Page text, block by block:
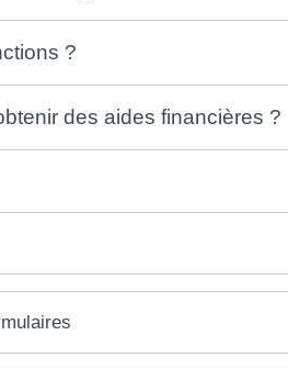
?
des aides financières ?